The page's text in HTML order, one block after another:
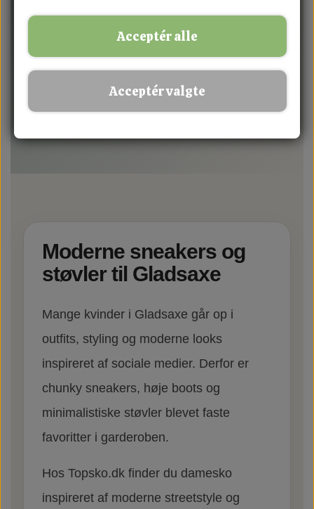
SHOP DAMESKO
Moderne sneakers og
støvler til Gladsaxe
Mange kvinder i Gladsaxe går op i
outfits, styling og moderne looks
inspireret af sociale medier. Derfor er
chunky sneakers, høje boots og
minimalistiske støvler blevet faste
favoritter i garderoben.
Hos Topsko.dk finder du damesko
inspireret af moderne streetstyle og
Acceptér alle
Acceptér valgte